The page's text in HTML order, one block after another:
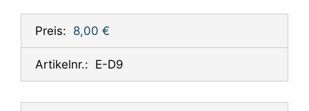
Preis: 8,00 €
Artikelnr.: E-D9